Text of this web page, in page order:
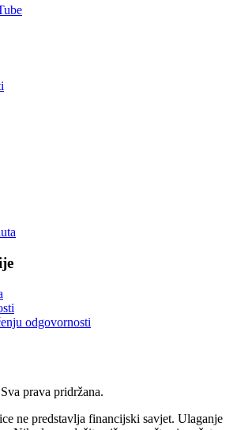
odgovornosti
prava pridržana.
ne predstavlja financijski savjet. Ulaganje